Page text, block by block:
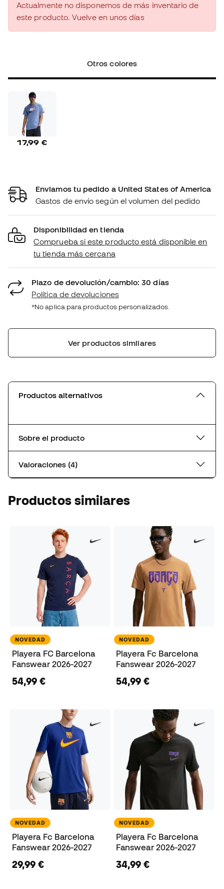
Actualmente no disponemos de más inventario de
este producto. Vuelve en unos días
Otros colores
17,99 €
Enviamos tu pedido a United States of America
Gastos de envío según el volumen del pedido
Disponibilidad en tienda
Comprueba si este producto está disponible en
tu tienda más cercana
Plazo de devolución/cambio: 30 días
Política de devoluciones
*No aplica para productos personalizados.
Ver productos similares
Productos alternativos
Sobre el producto
Valoraciones (4)
Productos similares
NOVEDAD
Playera FC Barcelona
Fanswear 2026-2027
54,99 €
NOVEDAD
Playera Fc Barcelona
Fanswear 2026-2027
54,99 €
NOVEDAD
Playera Fc Barcelona
Fanswear 2026-2027
29,99 €
NOVEDAD
Playera Fc Barcelona
Fanswear 2026-2027
34,99 €